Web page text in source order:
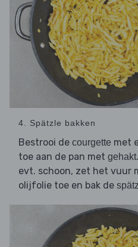
4. Spätzle bakken
Bestrooi de courgette met
toe aan de pan met gehakt
evt. schoon, zet het vuur
olijfolie toe en bak de